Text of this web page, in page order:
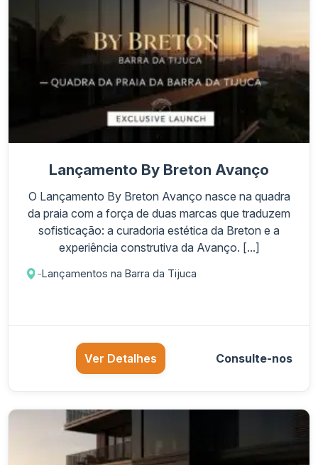
Lançamento By Breton Avanço
O Lançamento By Breton Avanço nasce na quadra
da praia com a força de duas marcas que traduzem
sofisticação: a curadoria estética da Breton e a
experiência construtiva da Avanço. [...]
-Lançamentos na Barra da Tijuca
Ver Detalhes Consulte-nos